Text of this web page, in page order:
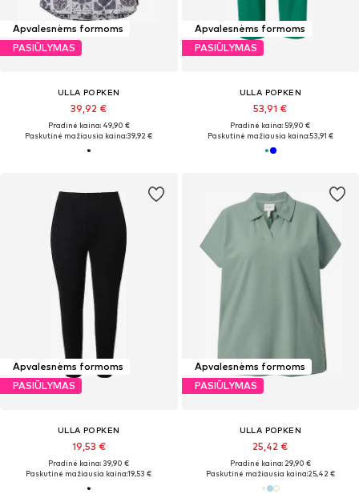
Apvalesnėms formoms
PASIŪLYMAS
ULLA POPKEN
39,92 €
Pradinė kaina: 49,90 €
Paskutinė mažiausia kaina:39,92 €
Apvalesnėms formoms
PASIŪLYMAS
ULLA POPKEN
53,91 €
Pradinė kaina: 59,90 €
Paskutinė mažiausia kaina:53,91 €
Apvalesnėms formoms
PASIŪLYMAS
ULLA POPKEN
19,53 €
Pradinė kaina: 39,90 €
Paskutinė mažiausia kaina:19,53 €
Apvalesnėms formoms
PASIŪLYMAS
ULLA POPKEN
25,42 €
Pradinė kaina: 29,90 €
Paskutinė mažiausia kaina:25,42 €